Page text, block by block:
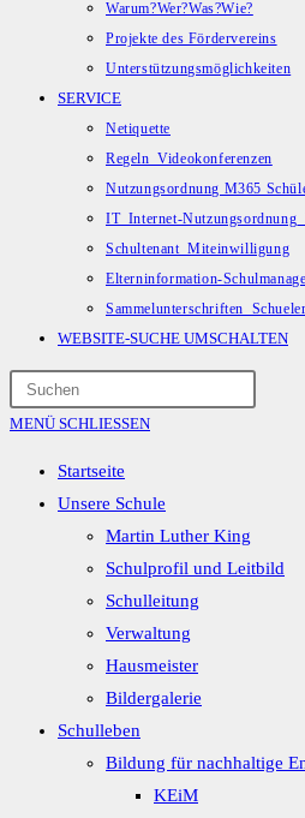
Warum?Wer?Was?Wie?
Projekte des Fördervereins
Unterstützungsmöglichkeiten
SERVICE
Netiquette
Regeln_Videokonferenzen
Nutzungsordnung M365
IT_Internet-
Schultenant_Miteinwilligung
Elterninformation-
Sammelunterschriften_Schueler
WEBSITE-SUCHE UMSCHALTEN
MENÜ SCHLIESSEN
Startseite
Unsere Schule
Martin Luther King
Schulprofil und Leitbild
Schulleitung
Verwaltung
Hausmeister
Bildergalerie
Schulleben
Bildung für nachhaltige
KEiM